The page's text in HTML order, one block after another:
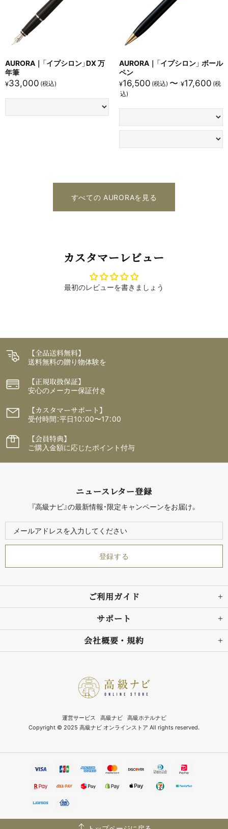
イン、ピストン吸入式による優れた機能性など、
随所に高級筆記具としての真価を示す特徴を備えています。
ビジネスシーンでの活用や贈答品としても最適な、多面的な
価値を提供する逸品です。
AURORA｜「イプシロン」DX 万
年筆
¥33,000
AURORA｜「イプシロン」 ボール
ペン
¥16,500 〜 ¥17,600
すべての AURORAを見る
カスタマーレビュー
最初のレビューを書きましょう
【全品送料無料】
送料無料の贈り物体験を
【正規取扱保証】
安心のメーカー保証付き
【カスタマーサポート】
受付時間：平日10：00〜17：00
【会員特典】
ご購入金額に応じたポイント付与
ご利用ガイド
サポート
会社概要・規約
ニュースレター登録
『高級ナビ』の最新情報・限定キャンペーンをお届け。
運営サービス 高級ナビ
高級ホテルナビ
Copyright © 2025 高級ナビ オンラインストア All rights reserved.